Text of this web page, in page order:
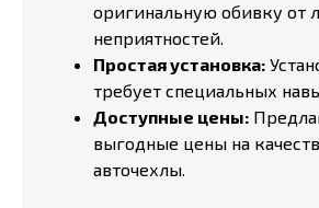
оригинальную обивку от
неприятностей.
Простая установка:
требует специальных
Доступные цены:
выгодные цены на
авточехлы.